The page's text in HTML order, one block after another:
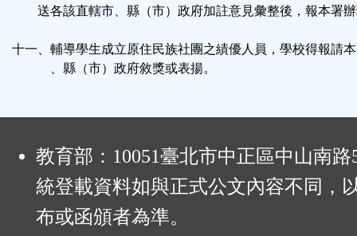
送各該直轄市、縣（市）政府加註意見彙整後，報本署辦
十一、輔導學生成立原住民族社團之績優人員，學校得報請
、縣（市）政府敘獎或表揚。
教育部：10051臺北市中正區中山南
統登載資料如與正式公文內容不同，
布或函頒者為準。